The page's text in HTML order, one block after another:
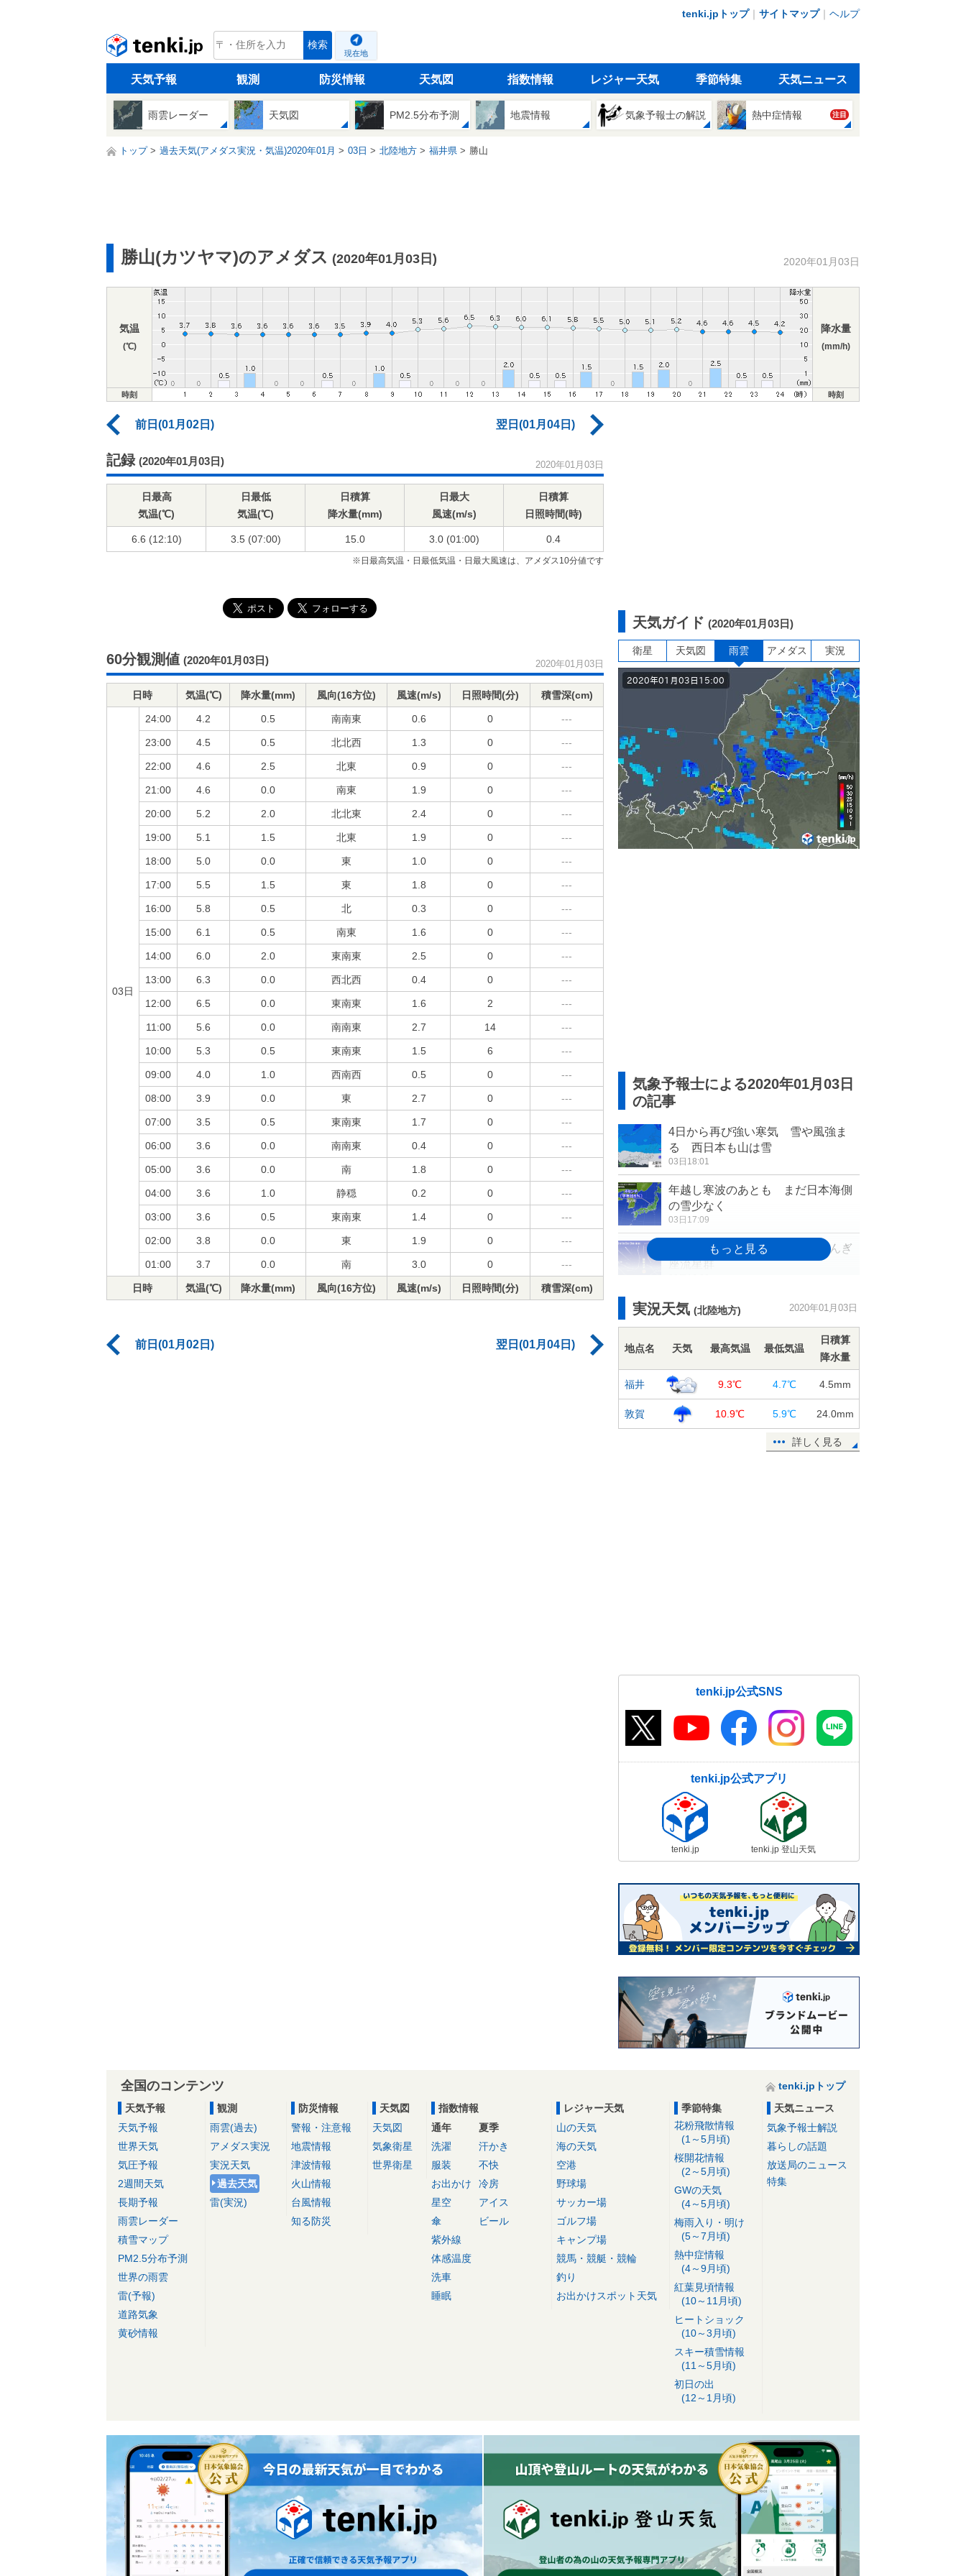
tenki.jpトップ｜ サイトマップ｜ ヘルプ
tenki.jp 検索
現在地
天気予報 観測 防災情報 天気図 指数情報 レジャー天気 季節特集 天気ニュース
雨雲レーダー 天気図 PM2.5分布予測 地震情報 気象予報士の解説 熱中症情報 注目
トップ 過去天気(アメダス実況・気温)2020年01月 03日 北陸地方 福井県 勝山
勝山(カツヤマ)のアメダス (2020年01月03日) 2020年01月03日
気温
(℃)
降水量
(mm/h)
時刻 時刻
前日(01月02日) 翌日(01月04日)
記録 (2020年01月03日) 2020年01月03日
日最高
気温(℃)
日最低
気温(℃)
日積算
降水量(mm)
日最大
風速(m/s)
日積算
日照時間(時)
6.6 (12:10) 3.5 (07:00) 15.0 3.0 (01:00) 0.4
※日最高気温・日最低気温・日最大風速は、アメダス10分値です
60分観測値 (2020年01月03日) 2020年01月03日
日時 気温(℃) 降水量(mm) 風向(16方位) 風速(m/s) 日照時間(分) 積雪深(cm)
03日
24:00 4.2 0.5 南南東 0.6 0 ---
23:00 4.5 0.5 北北西 1.3 0 ---
22:00 4.6 2.5 北東 0.9 0 ---
21:00 4.6 0.0 南東 1.9 0 ---
20:00 5.2 2.0 北北東 2.4 0 ---
19:00 5.1 1.5 北東 1.9 0 ---
18:00 5.0 0.0 東 1.0 0 ---
17:00 5.5 1.5 東 1.8 0 ---
16:00 5.8 0.5 北 0.3 0 ---
15:00 6.1 0.5 南東 1.6 0 ---
14:00 6.0 2.0 東南東 2.5 0 ---
13:00 6.3 0.0 西北西 0.4 0 ---
12:00 6.5 0.0 東南東 1.6 2 ---
11:00 5.6 0.0 南南東 2.7 14 ---
10:00 5.3 0.5 東南東 1.5 6 ---
09:00 4.0 1.0 西南西 0.5 0 ---
08:00 3.9 0.0 東 2.7 0 ---
07:00 3.5 0.5 東南東 1.7 0 ---
06:00 3.6 0.0 南南東 0.4 0 ---
05:00 3.6 0.0 南 1.8 0 ---
04:00 3.6 1.0 静穏 0.2 0 ---
03:00 3.6 0.5 東南東 1.4 0 ---
02:00 3.8 0.0 東 1.9 0 ---
01:00 3.7 0.0 南 3.0 0 ---
日時 気温(℃) 降水量(mm) 風向(16方位) 風速(m/s) 日照時間(分) 積雪深(cm)
前日(01月02日) 翌日(01月04日)
天気ガイド (2020年01月03日)
衛星 天気図 雨雲 アメダス 実況
気象予報士による2020年01月03日
の記事
4日から再び強い寒気 雪や風強ま
る 西日本も山は雪
03日18:01
年越し寒波のあとも まだ日本海側
の雪少なく
03日17:09
年明け最初の天体ショー しぶんぎ
座流星群
北海道 今夜から札幌周辺が雪の中
週間 4日夜～北陸周辺で雪強まる
8日頃は広く雨
03日11:40
今朝 東京やさいたまなどで今季一
実況天気 (北陸地方) 2020年01月03日
地点名 天気 最高気温 最低気温
日積算
降水量
福井 9.3℃ 4.7℃ 4.5mm
敦賀 10.9℃ 5.9℃ 24.0mm
詳しく見る
tenki.jp公式SNS
tenki.jp公式アプリ
tenki.jp tenki.jp 登山天気
全国のコンテンツ
tenki.jpトップ
天気予報
天気予報
世界天気
気圧予報
2週間天気
長期予報
雨雲レーダー
積雪マップ
PM2.5分布予測
世界の雨雲
雷(予報)
道路気象
黄砂情報
観測
雨雲(過去)
アメダス実況
実況天気
過去天気
雷(実況)
防災情報
警報・注意報
地震情報
津波情報
火山情報
台風情報
知る防災
天気図
天気図
気象衛星
世界衛星
指数情報
通年
洗濯
服装
お出かけ
星空
傘
紫外線
体感温度
洗車
睡眠
夏季
汗かき
不快
冷房
アイス
ビール
レジャー天気
山の天気
海の天気
空港
野球場
サッカー場
ゴルフ場
キャンプ場
競馬・競艇・競輪
釣り
お出かけスポット天気
季節特集
花粉飛散情報
(1～5月頃)
桜開花情報
(2～5月頃)
GWの天気
(4～5月頃)
梅雨入り・明け
(5～7月頃)
熱中症情報
(4～9月頃)
紅葉見頃情報
(10～11月頃)
ヒートショック
(10～3月頃)
スキー積雪情報
(11～5月頃)
初日の出
(12～1月頃)
天気ニュース
気象予報士解説
暮らしの話題
放送局のニュース
特集